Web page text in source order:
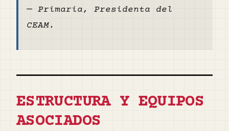
— Primaria, Presidenta del
CEAM.
ESTRUCTURA Y EQUIPOS
ASOCIADOS